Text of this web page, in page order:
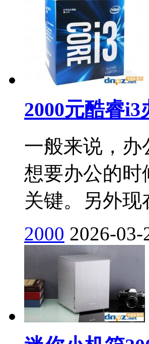
2000元酷睿
一般来说，
想要办公的时
关键。另外
2000 2026-03-